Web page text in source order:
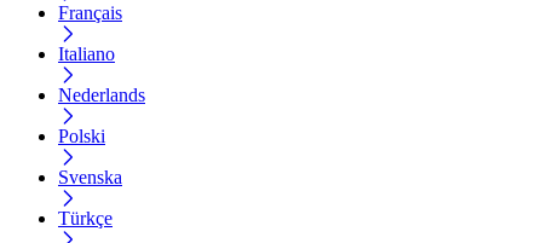
Français
Italiano
Nederlands
Polski
Svenska
Türkçe